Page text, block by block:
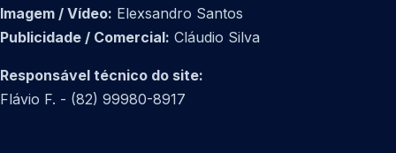
Imagem / Vídeo: Elexsandro Santos
Publicidade / Comercial: Cláudio Silva
Responsável técnico do site:
Flávio F. - (82) 99980-8917